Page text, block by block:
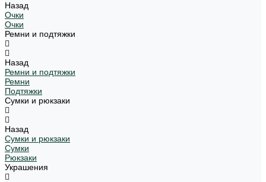
Назад
Очки
Очки
Ремни и подтяжки
Назад
Ремни и подтяжки
Ремни
Подтяжки
Сумки и рюкзаки
Назад
Сумки и рюкзаки
Сумки
Рюкзаки
Украшения